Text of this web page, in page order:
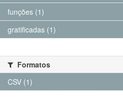
funções (1)
gratificadas (1)
Formatos
CSV (1)